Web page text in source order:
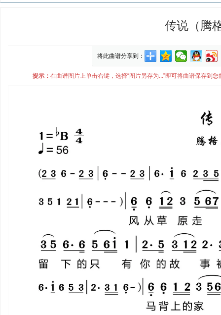
传说（腾
将此曲谱分享到：
提示： 在曲谱图片上单击右键，选择“图片另存为...”即可将曲谱保存到